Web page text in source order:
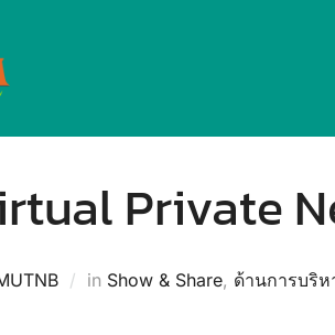
Private
in Show & Share, ด้านการบริห